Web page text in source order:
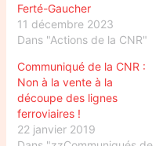
Ferté-Gaucher
11 décembre 2023
Dans "Actions de la CNR"
Communiqué de la CNR :
Non à la vente à la
découpe des lignes
ferroviaires !
22 janvier 2019